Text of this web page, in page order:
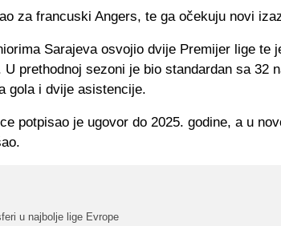
za francuski Angers, te ga očekuju novi
Sarajeva osvojio dvije Premijer lige te
U prethodnoj sezoni je bio standardan sa 32
gola i dvije asistencije.
potpisao je ugovor do 2025. godine, a u
u najbolje lige Evrope